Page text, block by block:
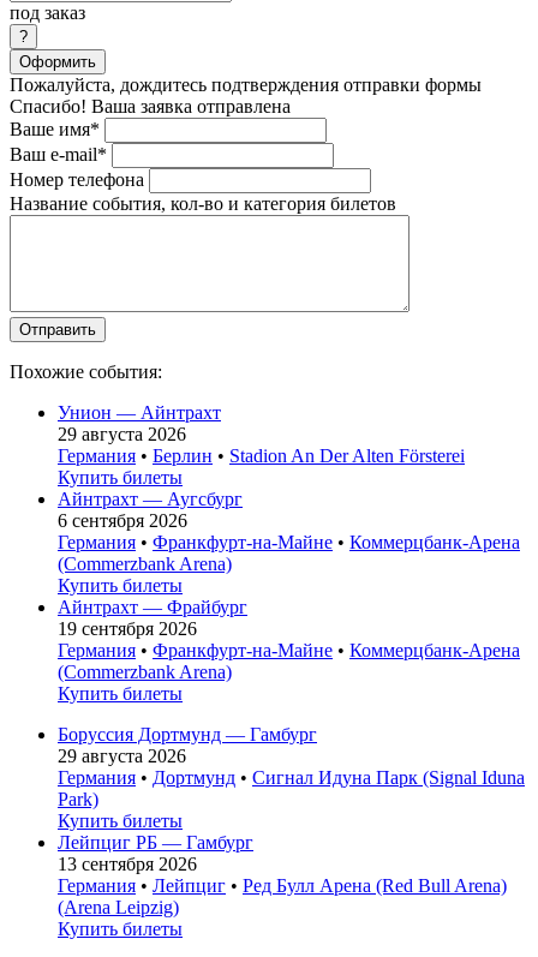
под заказ
Оформить
Пожалуйста, дождитесь подтверждения отправки формы
Спасибо! Ваша заявка отправлена
Ваше имя*
Ваш e-mail*
Номер телефона
Название события, кол-во и категория билетов
Похожие события:
Унион — Айнтрахт
29 августа 2026
Германия • Берлин • Stadion An Der Alten Försterei
Купить билеты
Айнтрахт — Аугсбург
6 сентября 2026
Германия • Франкфурт-на-Майне • Коммерцбанк-Арена
(Commerzbank Arena)
Купить билеты
Айнтрахт — Фрайбург
19 сентября 2026
Германия • Франкфурт-на-Майне • Коммерцбанк-Арена
(Commerzbank Arena)
Купить билеты
Боруссия Дортмунд — Гамбург
29 августа 2026
Германия • Дортмунд • Сигнал Идуна Парк (Signal Iduna
Park)
Купить билеты
Лейпциг РБ — Гамбург
13 сентября 2026
Германия • Лейпциг • Ред Булл Арена (Red Bull Arena)
(Arena Leipzig)
Купить билеты